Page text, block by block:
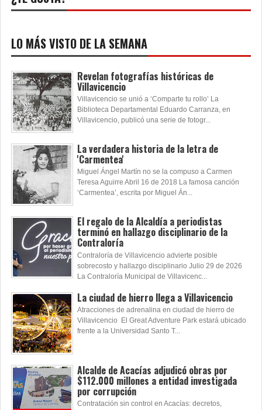
LO MÁS VISTO DE LA SEMANA
Revelan fotografías históricas de
Villavicencio
Villavicencio se unió a ‘Comparte tu rollo’ La
Biblioteca Departamental Eduardo Carranza, en
Villavicencio, publicó una serie de fotogr...
La verdadera historia de la letra de
'Carmentea'
Miguel Ángel Martín no se la compuso a Carmen
Teresa Aguirre Abril 16 de 2018 La famosa canción
‘Carmentea’, escrita por Miguel Án...
El regalo de la Alcaldía a periodistas
terminó en hallazgo disciplinario de la
Contraloría
Contraloría de Villavicencio advierte posible
sobrecosto y hallazgo disciplinario Julio 29 de 2026
La Contraloría Municipal de Villavicenc...
La ciudad de hierro llega a Villavicencio
Atracciones de adrenalina en ciudad de hierro de
Villavicencio El Great Adventure Park estará ubicado
frente a la Universidad Santo T...
Alcalde de Acacías adjudicó obras por
$112.000 millones a entidad investigada
por corrupción
Contratación sin control en Acacías: decretos,